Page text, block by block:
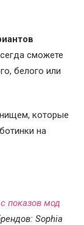
сможете
белого или
которые
на
показов мод
Sophia